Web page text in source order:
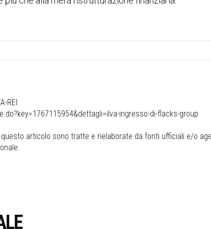
REI
ingresso-di-flacks-group
articolo sono tratte e rielaborate da fonti ufficiali e/o